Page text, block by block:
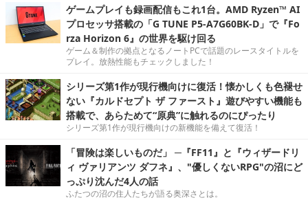
ゲームプレイも録画配信もこれ1台。AMD Ryzen™ AI
プロセッサ搭載の「G TUNE P5-A7G60BK-D」で『Fo
rza Horizon 6』の世界を駆け回る
ゲーム＆制作の拠点となるノートPCで話題のレースタイトルを
プレイ。放熱性能もチェックしました！
シリーズ第1作が現行機向けに復活！懐かしくも色褪せ
ない『カルドセプト ザ ファースト』遊びやすい機能も
搭載で、あらためて“原典”に触れるのにぴったり
シリーズ第1作が現行機向けの新機能を備えて復活！
「冒険は楽しいものだ」 ─『FF11』と『ウィザードリ
ィ ヴァリアンツ ダフネ』、"優しくないRPG"の沼にど
っぷり沈んだ4人の話
ふたつの沼の住人たちが語る奥深さとは。